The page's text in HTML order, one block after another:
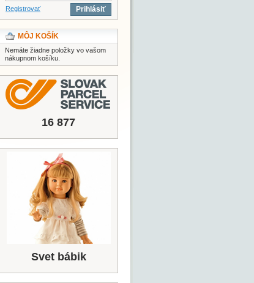
Registrovať Prihlásiť
MÔJ KOŠÍK
Nemáte žiadne položky vo vašom
nákupnom košíku.
16 877
Svet bábik